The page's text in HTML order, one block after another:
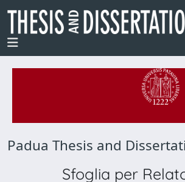
Padua Thesis and
Sfoglia per